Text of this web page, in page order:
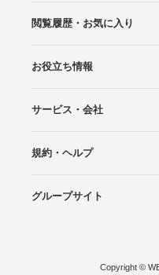
ロケーションから探す
スタジオから探す
閲覧履歴・お気に入り
閲覧スタジオ
お気に入り
お役立ち情報
Wedding Photo マガ
はじめてガイド
サービス・会社
Photoraitとは
スタジオの掲載につい
お問い合わせ
運営会社
サイトマップ
規約・ヘルプ
プライバシーポリシー
利用規約
ヘルプ
グループサイト
Copyright ©